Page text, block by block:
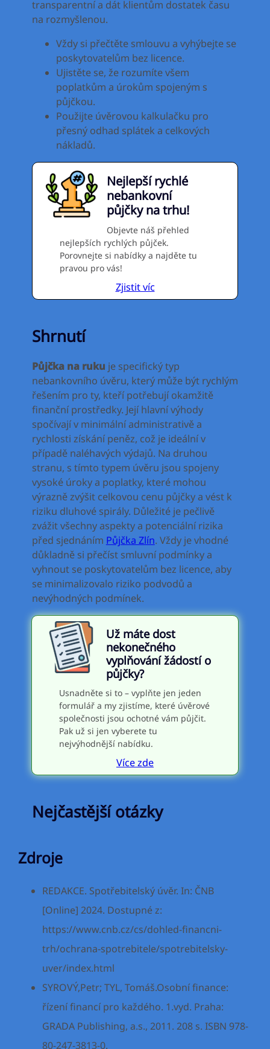
transparentní a dát klientům dostatek času
na rozmyšlenou.
Vždy si přečtěte smlouvu a vyhýbejte se
poskytovatelům bez licence.
Ujistěte se, že rozumíte všem
poplatkům a úrokům spojeným s
půjčkou.
Použijte úvěrovou kalkulačku pro
přesný odhad splátek a celkových
nákladů.
Nejlepší rychlé
nebankovní
půjčky na trhu!
Objevte náš přehled
nejlepších rychlých půjček.
Porovnejte si nabídky a najděte tu
pravou pro vás!
Zjistit víc
Shrnutí
Půjčka na ruku je specifický typ
nebankovního úvěru, který může být rychlým
řešením pro ty, kteří potřebují okamžitě
finanční prostředky. Její hlavní výhody
spočívají v minimální administrativě a
rychlosti získání peněz, což je ideální v
případě naléhavých výdajů. Na druhou
stranu, s tímto typem úvěru jsou spojeny
vysoké úroky a poplatky, které mohou
výrazně zvýšit celkovou cenu půjčky a vést k
riziku dluhové spirály. Důležité je pečlivě
zvážit všechny aspekty a potenciální rizika
před sjednáním Půjčka Zlín. Vždy je vhodné
důkladně si přečíst smluvní podmínky a
vyhnout se poskytovatelům bez licence, aby
se minimalizovalo riziko podvodů a
nevýhodných podmínek.
Už máte dost
nekonečného
vyplňování žádostí o
půjčky?
Usnadněte si to – vyplňte jen jeden
formulář a my zjistíme, které úvěrové
společnosti jsou ochotné vám půjčit.
Pak už si jen vyberete tu
nejvýhodnější nabídku.
Více zde
Nejčastější otázky
Zdroje
REDAKCE. Spotřebitelský úvěr. In: ČNB
[Online] 2024. Dostupné z:
https://www.cnb.cz/cs/dohled-financni-
trh/ochrana-spotrebitele/spotrebitelsky-
uver/index.html
SYROVÝ,Petr; TYL, Tomáš.Osobní finance:
řízení financí pro každého. 1.vyd. Praha:
GRADA Publishing, a.s., 2011. 208 s. ISBN 978-
80-247-3813-0.